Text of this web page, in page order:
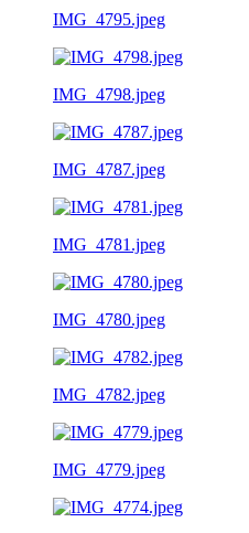
IMG_4795.jpeg
IMG_4798.jpeg
IMG_4787.jpeg
IMG_4781.jpeg
IMG_4780.jpeg
IMG_4782.jpeg
IMG_4779.jpeg